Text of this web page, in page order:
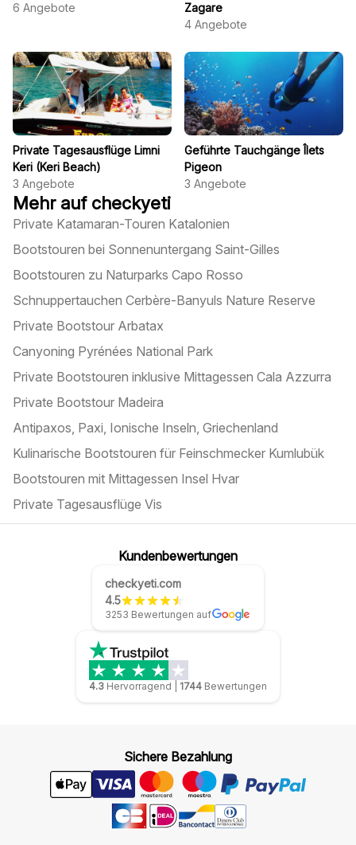
6 Angebote
Zagare
4 Angebote
Private Tagesausflüge Limni
Keri (Keri Beach)
3 Angebote
Geführte Tauchgänge Îlets
Pigeon
3 Angebote
Mehr auf checkyeti
Private Katamaran-Touren Katalonien
Bootstouren bei Sonnenuntergang Saint-Gilles
Bootstouren zu Naturparks Capo Rosso
Schnuppertauchen Cerbère-Banyuls Nature Reserve
Private Bootstour Arbatax
Canyoning Pyrénées National Park
Private Bootstouren inklusive Mittagessen Cala Azzurra
Private Bootstour Madeira
Antipaxos, Paxi, Ionische Inseln, Griechenland
Kulinarische Bootstouren für Feinschmecker Kumlubük
Bootstouren mit Mittagessen Insel Hvar
Private Tagesausflüge Vis
Kundenbewertungen
checkyeti.com
4.5
3253 Bewertungen auf
4.3 Hervorragend 1744 Bewertungen
Sichere Bezahlung